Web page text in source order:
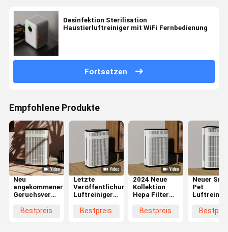
Desinfektion Sterilisation
Haustierluftreiniger mit WiFi Fernbedienung
Fortsetzen
Empfohlene Produkte
Neu
angekommener
Geruchsvernichter
Haustierluftreiniger
Bestpreis
Letzte
Veröffentlichungen
Luftreiniger
Adsorption
Bestpreis
2024 Neue
Kollektion
Hepa Filter
Haustier
Bestpreis
Neuer
Pet
Steuerung